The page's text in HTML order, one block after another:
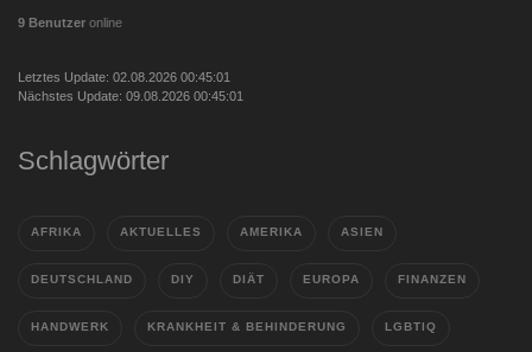
9 Benutzer online
Letztes Update: 02.08.2026 00:45:01
Nächstes Update: 09.08.2026 00:45:01
Schlagwörter
AFRIKA AKTUELLES AMERIKA ASIEN
DEUTSCHLAND DIY DIÄT EUROPA FINANZEN
HANDWERK KRANKHEIT & BEHINDERUNG LGBTIQ